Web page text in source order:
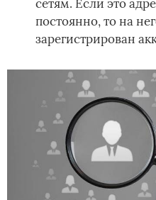
сетям. Если это
постоянно, то на
зарегистрирован